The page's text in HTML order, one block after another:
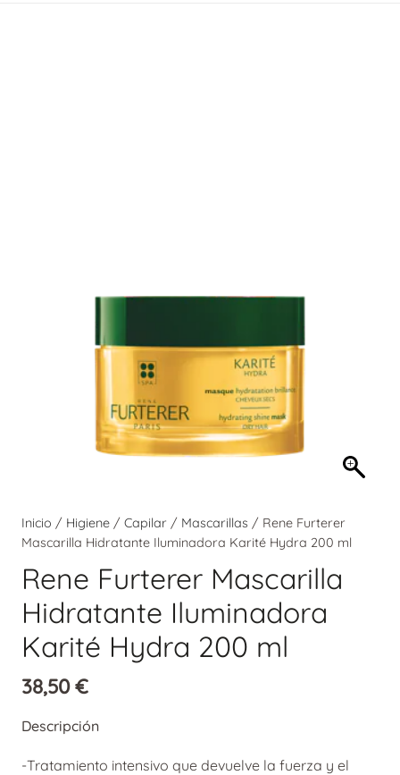
Inicio / Higiene / Capilar / Mascarillas / Rene Furterer
Mascarilla Hidratante Iluminadora Karité Hydra 200 ml
Rene Furterer Mascarilla
Hidratante Iluminadora
Karité Hydra 200 ml
38,50€
Descripción
-Tratamiento intensivo que devuelve la fuerza y el